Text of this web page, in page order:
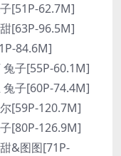
[51P-62.7M]
[63P-96.5M]
84.6M]
子[55P-60.1M]
子[60P-74.4M]
[59P-120.7M]
[80P-126.9M]
&图图[71P-